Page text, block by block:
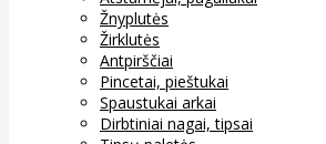
Žnyplutės
Žirklutės
Antpirščiai
Pincetai, pieštukai
Spaustukai arkai
Dirbtiniai nagai, tipsai